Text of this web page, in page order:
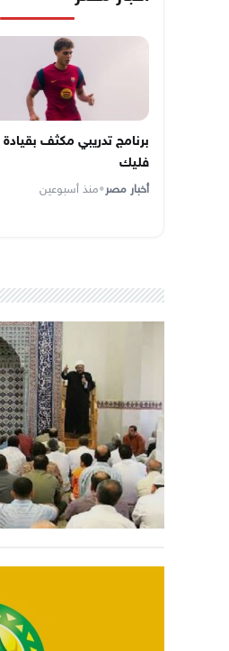
برنامج تدريبي مكثف بقيادة
فليك
أخبار مصر•منذ أسبوعين